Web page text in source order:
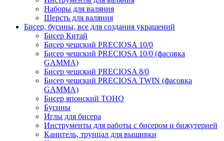
Наборы для валяния
Шерсть для валяния
Бисер, бусины, все для создания украшений
Бисер Китай
Бисер чешский PRECIOSA 10/0
Бисер чешский PRECIOSA 10/0 (фасовка
GAMMA)
Бисер чешский PRECIOSA 8/0
Бисер чешский PRECIOSA TWIN (фасовка
GAMMA)
Бисер японский TOHO
Бусины
Иглы для бисера
Инструменты для работы с бисером и бижутерией
Канитель, трунцал для вышивки